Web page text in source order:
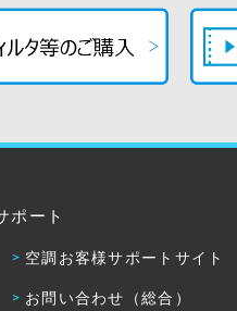
ポート
空調お客様サポートサイト
お問い合わせ（総合）